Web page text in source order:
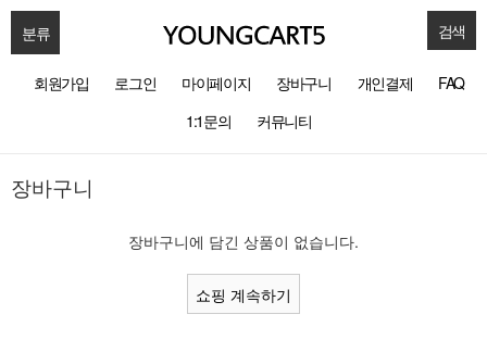
분류 검색
회원가입 로그인 마이페이지 장바구니 개인결제
FAQ
1:1문의
커뮤니티
장바구니
장바구니에 담긴 상품이 없습니다.
쇼핑 계속하기